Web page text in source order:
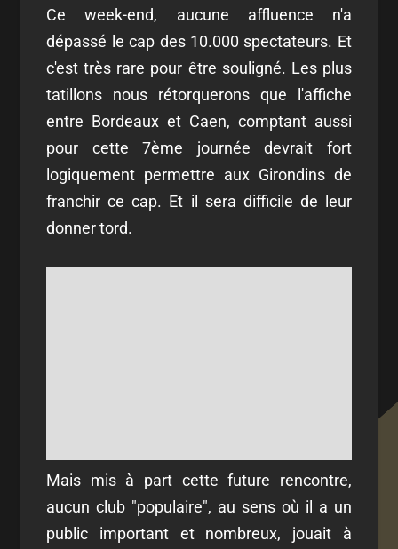
Ce week-end, aucune affluence n'a
dépassé le cap des 10.000 spectateurs. Et
c'est très rare pour être souligné. Les plus
tatillons nous rétorquerons que l'affiche
entre Bordeaux et Caen, comptant aussi
pour cette 7ème journée devrait fort
logiquement permettre aux Girondins de
franchir ce cap. Et il sera difficile de leur
donner tord.
Mais mis à part cette future rencontre,
aucun club "populaire", au sens où il a un
public important et nombreux, jouait à